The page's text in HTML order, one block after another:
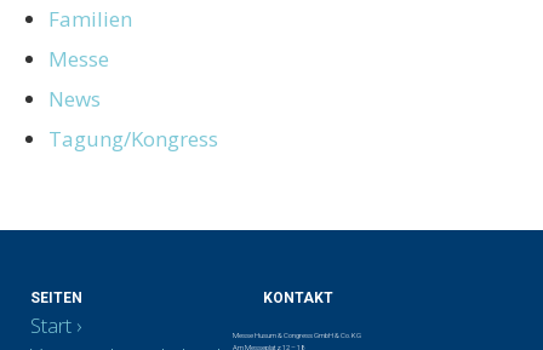
Familien
Messe
News
Tagung/Kongress
SEITEN
Start
KONTAKT
Messe Husum & Congress GmbH & Co. KG
Am Messeplatz 12 – 18